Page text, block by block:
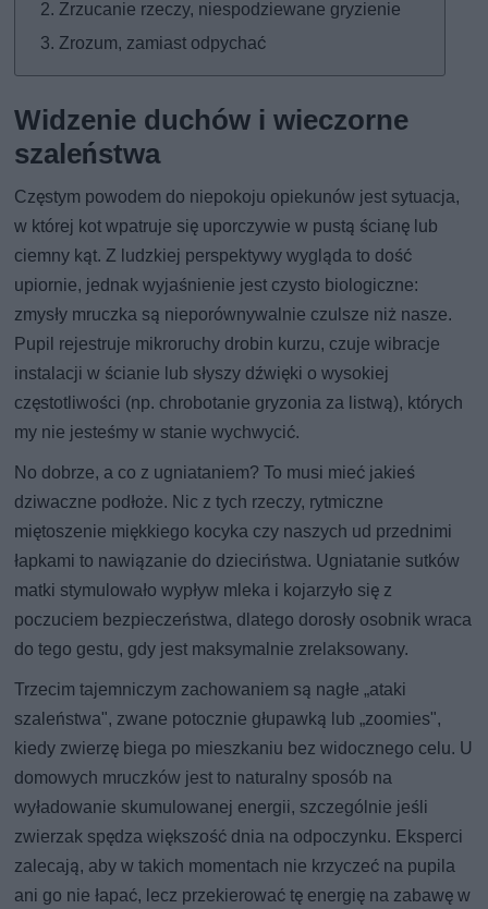
Zrzucanie rzeczy, niespodziewane gryzienie
Zrozum, zamiast odpychać
Widzenie duchów i wieczorne
szaleństwa
Częstym powodem do niepokoju opiekunów jest sytuacja,
w której kot wpatruje się uporczywie w pustą ścianę lub
ciemny kąt. Z ludzkiej perspektywy wygląda to dość
upiornie, jednak wyjaśnienie jest czysto biologiczne:
zmysły mruczka są nieporównywalnie czulsze niż nasze.
Pupil rejestruje mikroruchy drobin kurzu, czuje wibracje
instalacji w ścianie lub słyszy dźwięki o wysokiej
częstotliwości (np. chrobotanie gryzonia za listwą), których
my nie jesteśmy w stanie wychwycić.
No dobrze, a co z ugniataniem? To musi mieć jakieś
dziwaczne podłoże. Nic z tych rzeczy, rytmiczne
miętoszenie miękkiego kocyka czy naszych ud przednimi
łapkami to nawiązanie do dzieciństwa. Ugniatanie sutków
matki stymulowało wypływ mleka i kojarzyło się z
poczuciem bezpieczeństwa, dlatego dorosły osobnik wraca
do tego gestu, gdy jest maksymalnie zrelaksowany.
Trzecim tajemniczym zachowaniem są nagłe „ataki
szaleństwa", zwane potocznie głupawką lub „zoomies",
kiedy zwierzę biega po mieszkaniu bez widocznego celu. U
domowych mruczków jest to naturalny sposób na
wyładowanie skumulowanej energii, szczególnie jeśli
zwierzak spędza większość dnia na odpoczynku. Eksperci
zalecają, aby w takich momentach nie krzyczeć na pupila
ani go nie łapać, lecz przekierować tę energię na zabawę w